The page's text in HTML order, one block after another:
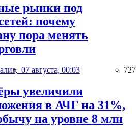
рынки под
почему
пора менять
07 августа, 00:03 727
увеличили
в АЧГ на 31%,
на уровне 8 млн